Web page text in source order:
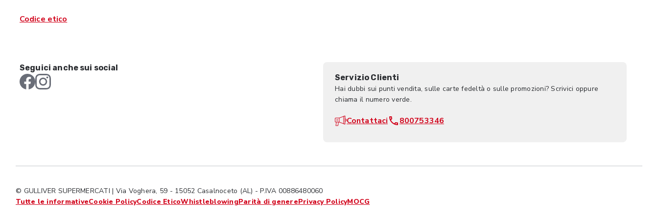
Codice etico
Seguici anche sui social
Servizio Clienti
Hai dubbi sui punti vendita, sulle carte fedeltà o sulle promozioni? Scrivici oppure
chiama il numero verde.
Contattaci 800753346
© GULLIVER SUPERMERCATI | Via Voghera, 59 - 15052 Casalnoceto (AL) - P.IVA 00886480060
Tutte le informativeCookie PolicyCodice EticoWhistleblowingParità di generePrivacy PolicyMOCG